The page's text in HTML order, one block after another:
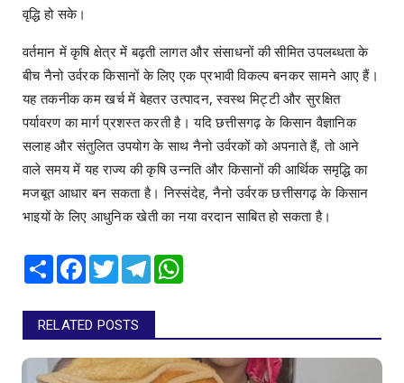
वृद्धि हो सके।
वर्तमान में कृषि क्षेत्र में बढ़ती लागत और संसाधनों की सीमित उपलब्धता के
बीच नैनो उर्वरक किसानों के लिए एक प्रभावी विकल्प बनकर सामने आए हैं।
यह तकनीक कम खर्च में बेहतर उत्पादन, स्वस्थ मिट्टी और सुरक्षित
पर्यावरण का मार्ग प्रशस्त करती है। यदि छत्तीसगढ़ के किसान वैज्ञानिक
सलाह और संतुलित उपयोग के साथ नैनो उर्वरकों को अपनाते हैं, तो आने
वाले समय में यह राज्य की कृषि उन्नति और किसानों की आर्थिक समृद्धि का
मजबूत आधार बन सकता है। निस्संदेह, नैनो उर्वरक छत्तीसगढ़ के किसान
भाइयों के लिए आधुनिक खेती का नया वरदान साबित हो सकता है।
Share Facebook
TwitterTelegram
RELATED POSTS